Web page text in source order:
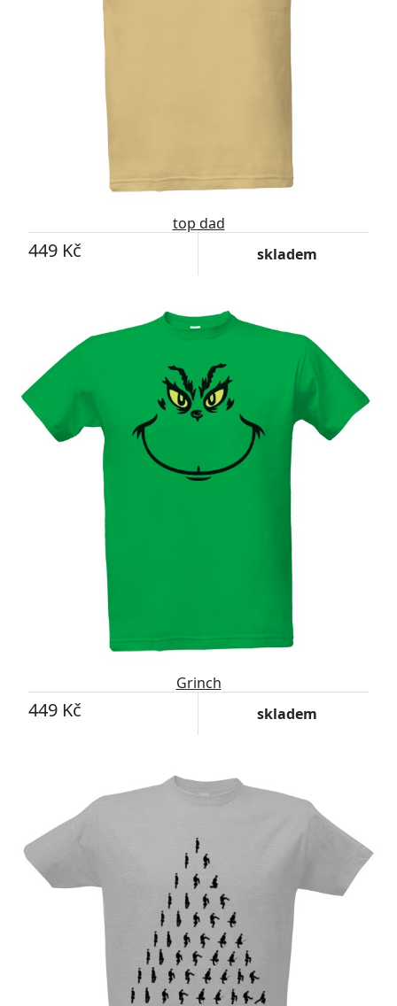
top dad
449 Kč skladem
Grinch
449 Kč skladem